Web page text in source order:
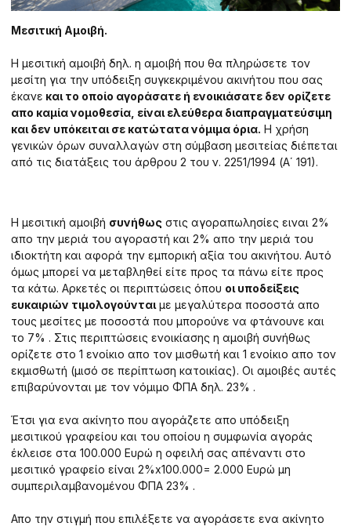
Μεσιτική Αμοιβή.
Η μεσιτική αμοιβή δηλ. η αμοιβή που θα πληρώσετε τον
μεσίτη για την υπόδειξη συγκεκριμένου ακινήτου που σας
έκανε και το οποίο αγοράσατε ή ενοικιάσατε δεν ορίζετε
απο καμία νομοθεσία, είναι ελεύθερα διαπραγματεύσιμη
και δεν υπόκειται σε κατώτατα νόμιμα όρια. Η χρήση
γενικών όρων συναλλαγών στη σύμβαση μεσιτείας διέπεται
από τις διατάξεις του άρθρου 2 του ν. 2251/1994 (Α΄ 191).
Η μεσιτική αμοιβή συνήθως στις αγοραπωλησίες ειναι 2%
απο την μεριά του αγοραστή και 2% απο την μεριά του
ιδιοκτήτη και αφορά την εμπορική αξία του ακινήτου. Αυτό
όμως μπορεί να μεταβληθεί είτε προς τα πάνω είτε προς
τα κάτω. Αρκετές οι περιπτώσεις όπου οι υποδείξεις
ευκαιριών τιμολογούνται με μεγαλύτερα ποσοστά απο
τους μεσίτες με ποσοστά που μπορούνε να φτάνουνε και
το 7% . Στις περιπτώσεις ενοικίασης η αμοιβή συνήθως
ορίζετε στο 1 ενοίκιο απο τον μισθωτή και 1 ενοίκιο απο τον
εκμισθωτή (μισό σε περίπτωση κατοικίας). Οι αμοιβές αυτές
επιβαρύνονται με τον νόμιμο ΦΠΑ δηλ. 23% .
Έτσι για ενα ακίνητο που αγοράζετε απο υπόδειξη
μεσιτικού γραφείου και του οποίου η συμφωνία αγοράς
έκλεισε στα 100.000 Ευρώ η οφειλή σας απέναντι στο
μεσιτικό γραφείο είναι 2%x100.000= 2.000 Ευρώ μη
συμπεριλαμβανομένου ΦΠΑ 23% .
Απο την στιγμή που επιλέξετε να αγοράσετε ενα ακίνητο